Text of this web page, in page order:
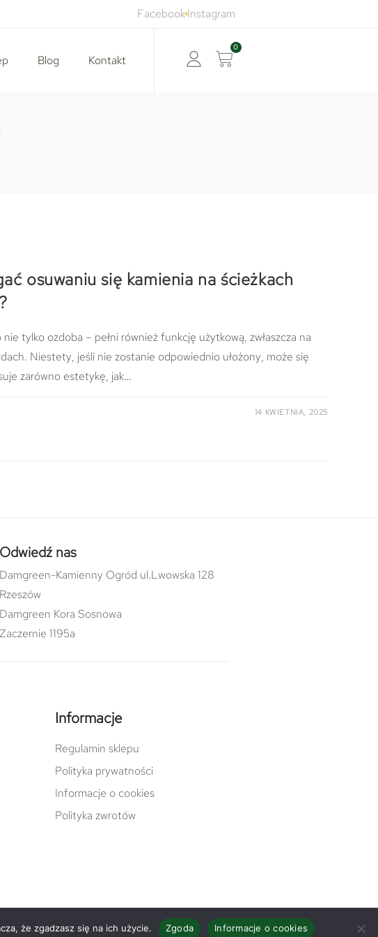
FacebookInstagram
Blog Kontakt
0
osuwaniu się kamienia na ścieżkach
tylko ozdoba – pełni również funkcję użytkową, zwłaszcza na
Niestety, jeśli nie zostanie odpowiednio ułożony, może się
zarówno estetykę, jak…
14 KWIETNIA, 2025
Odwiedź nas
Damgreen-Kamienny Ogród ul.Lwowska 128
Rzeszów
Damgreen Kora Sosnowa
Zaczernie 1195a
Informacje
Regulamin sklepu
Polityka prywatności
Informacje o cookies
Polityka zwrotów
Facebook Instagram
że zgadzasz się na ich użycie. Zgoda Informacje o cookies